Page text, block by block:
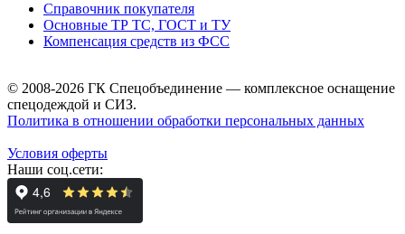
Справочник покупателя
Основные ТР ТС, ГОСТ и ТУ
Компенсация средств из ФСС
© 2008-2026 ГК Спецобъединение — комплексное оснащение
спецодеждой и СИЗ.
Политика в отношении обработки персональных данных
Условия оферты
Наши соц.сети: